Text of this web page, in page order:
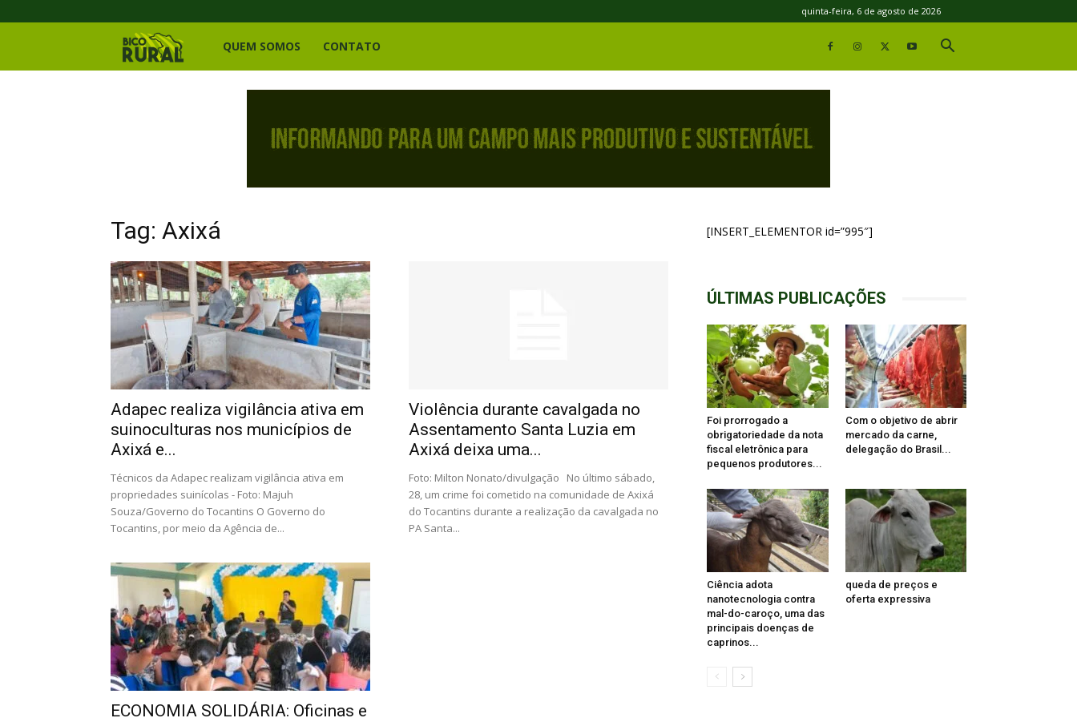
quinta-feira, 6 de agosto de 2026
Bico
QUEM SOMOS CONTATO
Tag: Axixá
Adapec realiza vigilância ativa em
suinoculturas nos municípios de
Axixá e...
Técnicos da Adapec realizam vigilância ativa em
propriedades suinícolas - Foto: Majuh
Souza/Governo do Tocantins O Governo do
Tocantins, por meio da Agência de...
Violência durante cavalgada no
Assentamento Santa Luzia em
Axixá deixa uma...
Foto: Milton Nonato/divulgação No último sábado,
28, um crime foi cometido na comunidade de Axixá
do Tocantins durante a realização da cavalgada no
PA Santa...
ECONOMIA SOLIDÁRIA: Oficinas e
[INSERT_ELEMENTOR id=”995″]
ÚLTIMAS PUBLICAÇÕES
Foi prorrogado a
obrigatoriedade da nota
fiscal eletrônica para
pequenos produtores...
Com o objetivo de abrir
mercado da carne,
delegação do Brasil...
Ciência adota
nanotecnologia contra
mal-do-caroço, uma das
principais doenças de
caprinos...
queda de preços e
oferta expressiva